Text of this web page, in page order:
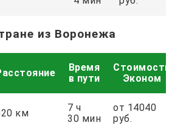
из Воронежа
Время
в пути
Стоимость
Эконом
км
7 ч
30 мин
от 14040
руб.